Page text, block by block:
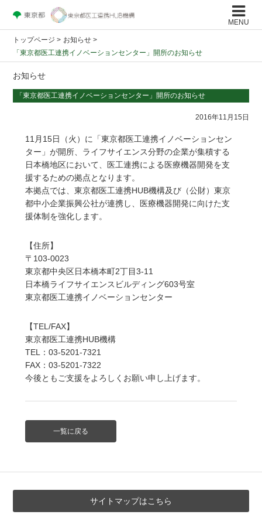
MENU
トップページ > お知らせ >
「東京都医工連携イノベーションセンター」開所のお知らせ
お知らせ
「東京都医工連携イノベーションセンター」開所のお知らせ
2016年11月15日
11月15日（火）に「東京都医工連携イノベーションセン
ター」が開所、ライフサイエンス分野の企業が集積する
日本橋地区において、医工連携による医療機器開発を支
援するための拠点となります。
本拠点では、東京都医工連携HUB機構及び（公財）東京
都中小企業振興公社が連携し、医療機器開発に向けた支
援体制を強化します。
【住所】
〒103-0023
東京都中央区日本橋本町2丁目3-11
日本橋ライフサイエンスビルディング603号室
東京都医工連携イノベーションセンター
【TEL/FAX】
東京都医工連携HUB機構
TEL：03-5201-7321
FAX：03-5201-7322
今後ともご支援をよろしくお願い申し上げます。
一覧に戻る
サイトマップはこちら